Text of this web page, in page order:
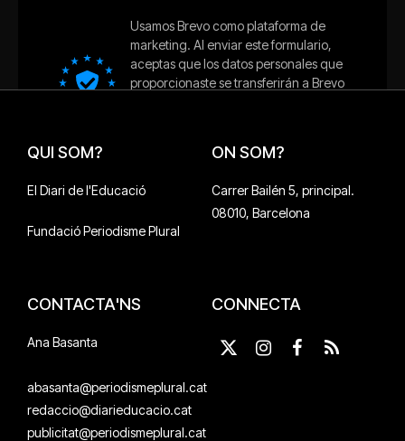
QUI SOM?
El Diari de l'Educació
Fundació Periodisme Plural
ON SOM?
Carrer Bailén 5, principal.
08010, Barcelona
CONTACTA'NS
Ana Basanta
abasanta@periodismeplural.cat
redaccio@diarieducacio.cat
publicitat@periodismeplural.cat
CONNECTA
X
InstagramFacebook
RSS